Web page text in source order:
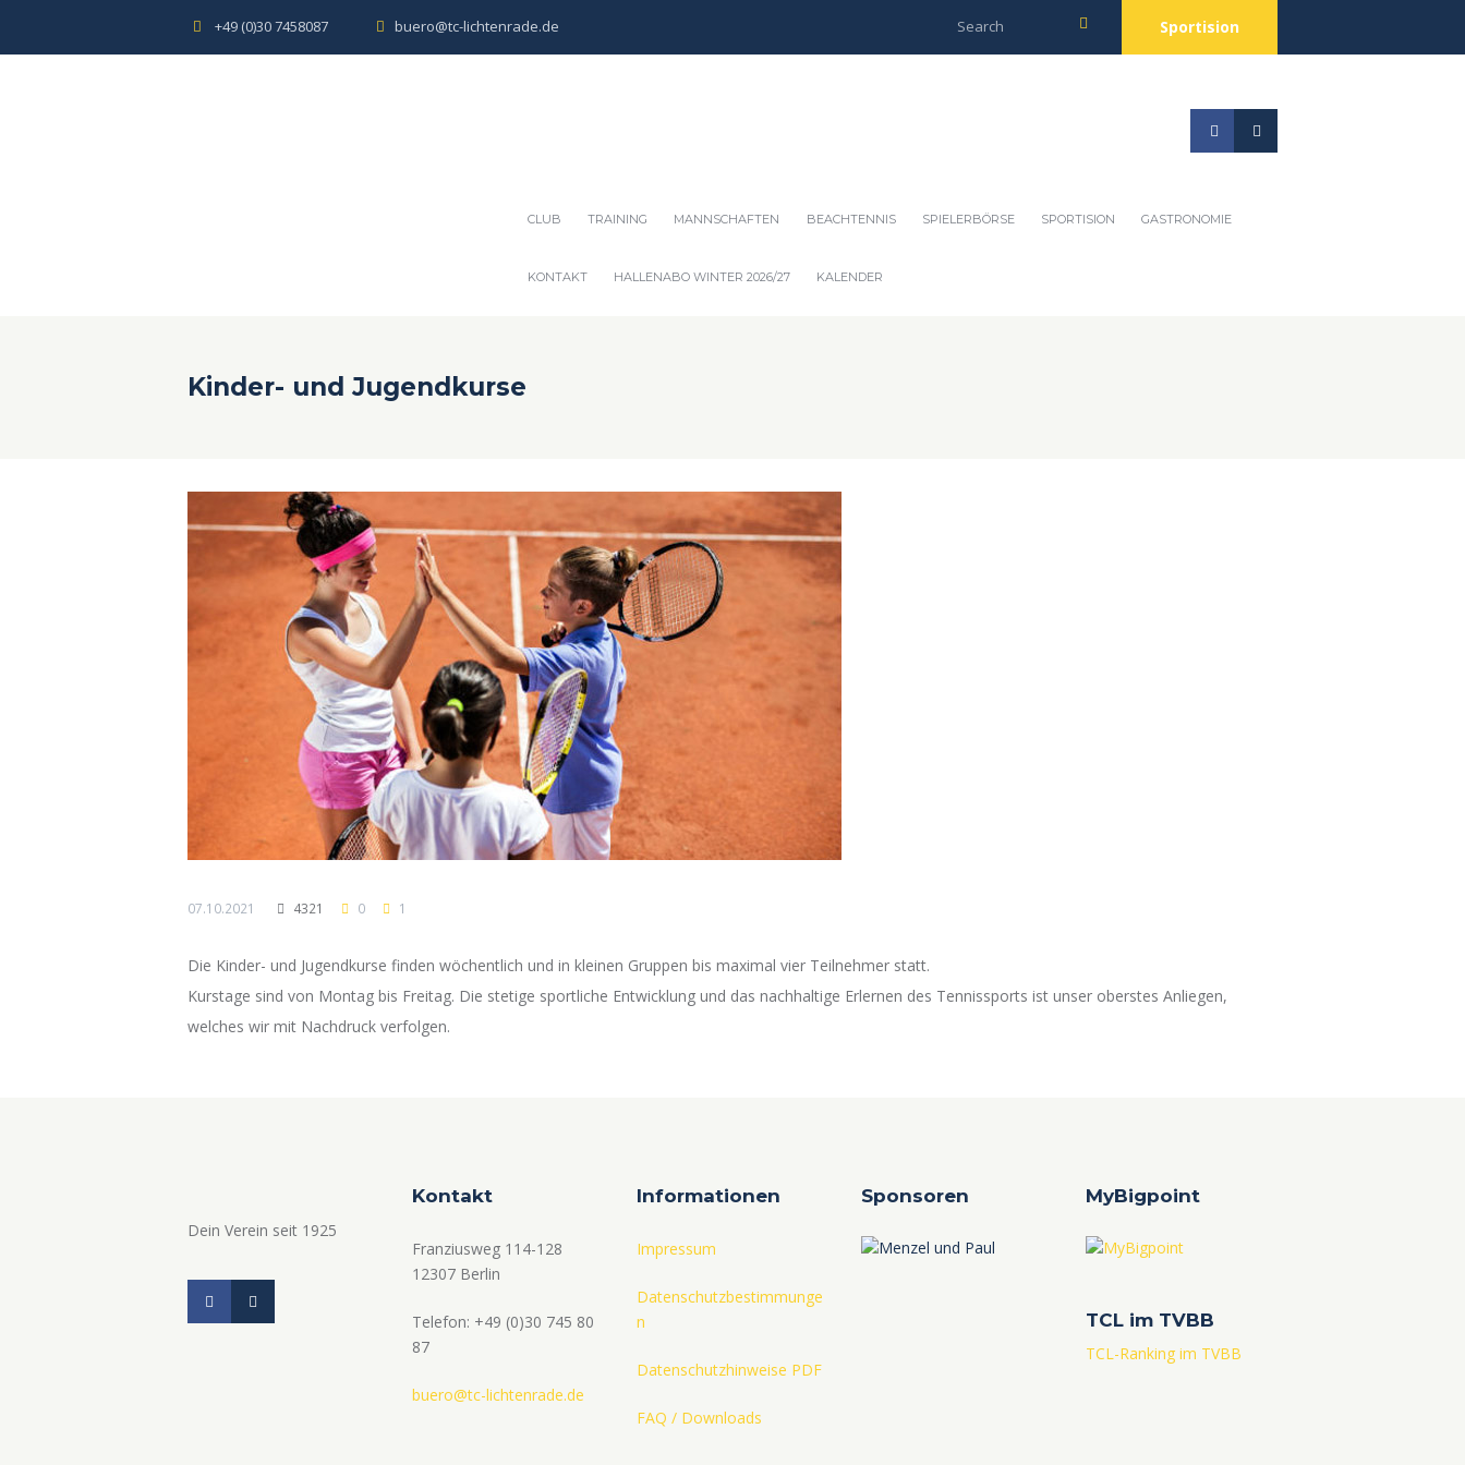
+49 (0)30 7458087 buero@tc-lichtenrade.de Sportision
CLUB TRAINING MANNSCHAFTEN BEACHTENNIS SPIELERBÖRSE SPORTISION GASTRONOMIE
KONTAKT HALLENABO WINTER 2026/27 KALENDER
Kinder- und Jugendkurse
07.10.2021 4321 0 1
Die Kinder- und Jugendkurse finden wöchentlich und in kleinen Gruppen bis maximal vier Teilnehmer statt.
Kurstage sind von Montag bis Freitag. Die stetige sportliche Entwicklung und das nachhaltige Erlernen des Tennissports ist unser oberstes Anliegen,
welches wir mit Nachdruck verfolgen.
Dein Verein seit 1925
Kontakt
Franziusweg 114-128
12307 Berlin
Telefon: +49 (0)30 745 80
87
buero@tc-lichtenrade.de
Informationen
Impressum
Datenschutzbestimmunge
n
Datenschutzhinweise PDF
FAQ / Downloads
Sponsoren MyBigpoint
TCL im TVBB
TCL-Ranking im TVBB